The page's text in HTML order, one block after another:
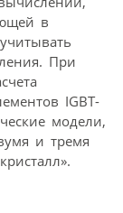
в
При
IGBT-
модели,
и тремя